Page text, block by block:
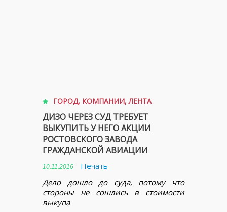
ГОРОД, КОМПАНИИ,ЛЕНТА
ДИЗО ЧЕРЕЗ СУД ТРЕБУЕТ
ВЫКУПИТЬ У НЕГО АКЦИИ
РОСТОВСКОГО ЗАВОДА
ГРАЖДАНСКОЙ АВИАЦИИ
10.11.2016
Печать
Дело дошло до суда, потому что
стороны не сошлись в стоимости
выкупа